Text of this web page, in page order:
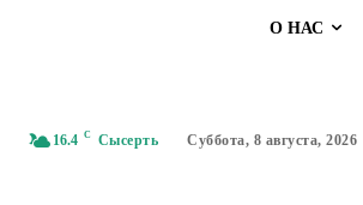
О НАС
16.4 C Сысерть Суббота, 8 августа, 2026